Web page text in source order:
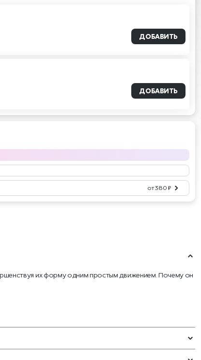
ДОБАВИТЬ
ДОБАВИТЬ
от 380 ₽
их форму одним простым движением. Почему он